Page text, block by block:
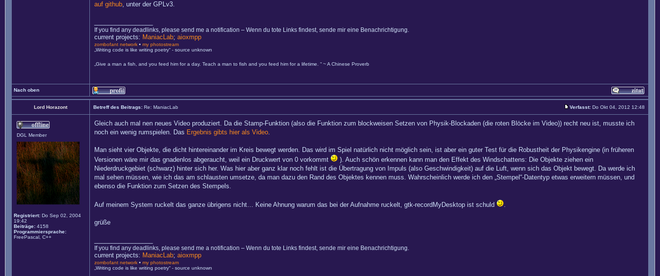
auf github, unter der GPLv3.
If you find any deadlinks, please send me a notification – Wenn du tote Links findest, sende mir eine Benachrichtigung.
current projects: ManiacLab; aioxmpp
zombofant network • my photostream
„Writing code is like writing poetry“ - source unknown
„Give a man a fish, and you feed him for a day. Teach a man to fish and you feed him for a lifetime. “ ~ A Chinese Proverb
Nach oben
Lord Horazont Betreff des Beitrags: Re: ManiacLab Verfasst: Do Okt 04, 2012 12:48
DGL Member
Registriert: Do Sep 02, 2004
19:42
Beiträge: 4158
Programmiersprache:
FreePascal, C++
Gleich auch mal nen neues Video produziert. Da die Stamp-Funktion (also die Funktion zum blockweisen Setzen von Physik-Blockaden (die roten Blöcke im Video)) recht neu ist, musste ich
noch ein wenig rumspielen. Das Ergebnis gibts hier als Video.
Man sieht vier Objekte, die dicht hintereinander im Kreis bewegt werden. Das wird im Spiel natürlich nicht möglich sein, ist aber ein guter Test für die Robustheit der Physikengine (in früheren
Versionen wäre mir das gnadenlos abgeraucht, weil ein Druckwert von 0 vorkommt
). Auch schön erkennen kann man den Effekt des Windschattens: Die Objekte ziehen ein
Niederdruckgebiet (schwarz) hinter sich her. Was hier aber ganz klar noch fehlt ist die Übertragung von Impuls (also Geschwindigkeit) auf die Luft, wenn sich das Objekt bewegt. Da werde ich
mal sehen müssen, wie ich das am schlausten umsetze, da man dazu den Rand des Objektes kennen muss. Wahrscheinlich werde ich den „Stempel“-Datentyp etwas erweitern müssen, und
ebenso die Funktion zum Setzen des Stempels.
Auf meinem System ruckelt das ganze übrigens nicht… Keine Ahnung warum das bei der Aufnahme ruckelt, gtk-recordMyDesktop ist schuld .
grüße
If you find any deadlinks, please send me a notification – Wenn du tote Links findest, sende mir eine Benachrichtigung.
current projects: ManiacLab; aioxmpp
zombofant network • my photostream
„Writing code is like writing poetry“ - source unknown